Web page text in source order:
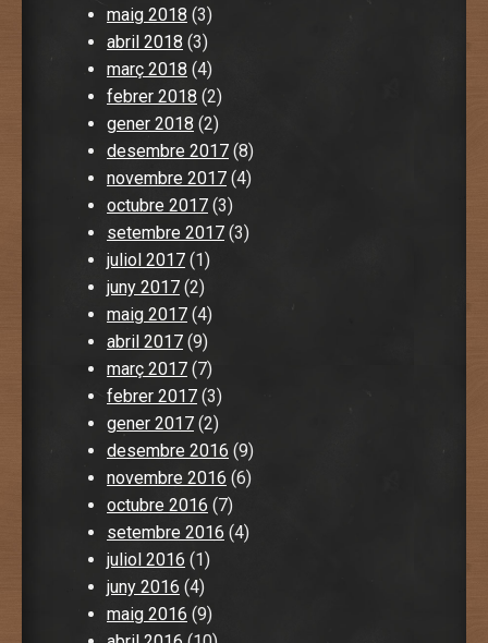
maig 2018 (3)
abril 2018 (3)
març 2018 (4)
febrer 2018 (2)
gener 2018 (2)
desembre 2017 (8)
novembre 2017 (4)
octubre 2017 (3)
setembre 2017 (3)
juliol 2017 (1)
juny 2017 (2)
maig 2017 (4)
abril 2017 (9)
març 2017 (7)
febrer 2017 (3)
gener 2017 (2)
desembre 2016 (9)
novembre 2016 (6)
octubre 2016 (7)
setembre 2016 (4)
juliol 2016 (1)
juny 2016 (4)
maig 2016 (9)